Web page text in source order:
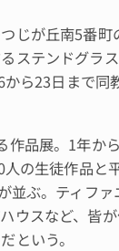
じが丘南5番町
ステンドグラス
ら23日まで同
作品展。1年か
の生徒作品と
並ぶ。ティフ
ウスなど、皆
という。